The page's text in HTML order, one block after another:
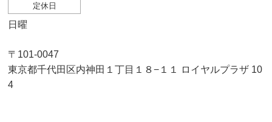
定休日
日曜
〒101-0047
東京都千代田区内神田１丁目１８−１１ ロイヤルプラザ 10
4